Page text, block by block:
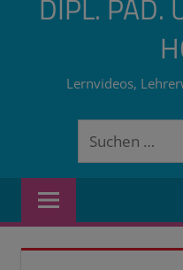
DIPL. PÄD.
Lernvideos,
Suchen